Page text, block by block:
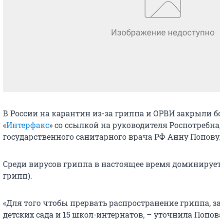
В России на карантин из-за гриппа и ОРВИ закрыли
«Интерфакс» со ссылкой на руководителя
государственного санитарного врача РФ Анну Попову.
Среди вирусов гриппа в настоящее время
грипп).
«Для того чтобы прервать распространение гриппа,
детских сада и 15 школ-интернатов, – уточнила